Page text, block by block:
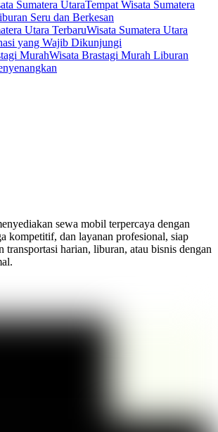
Tempat Wisata Sumatera
Seru dan Berkesan
Wisata Sumatera Utara
yang Wajib Dikunjungi
Wisata Brastagi Murah Liburan
sewa mobil terpercaya dengan
kompetitif, dan layanan profesional, siap
transportasi harian, liburan, atau bisnis dengan